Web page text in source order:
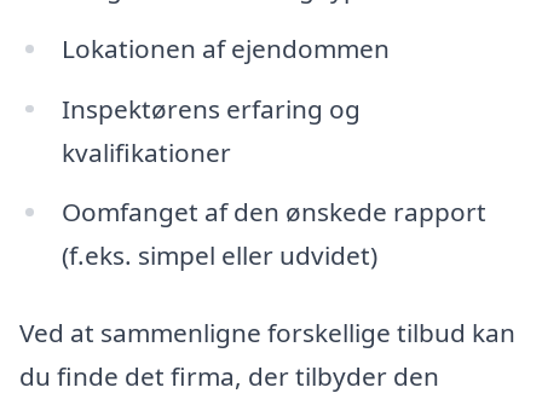
Lokationen af ejendommen
Inspektørens erfaring og
kvalifikationer
Oomfanget af den ønskede rapport
(f.eks. simpel eller udvidet)
Ved at sammenligne forskellige tilbud kan
du finde det firma, der tilbyder den